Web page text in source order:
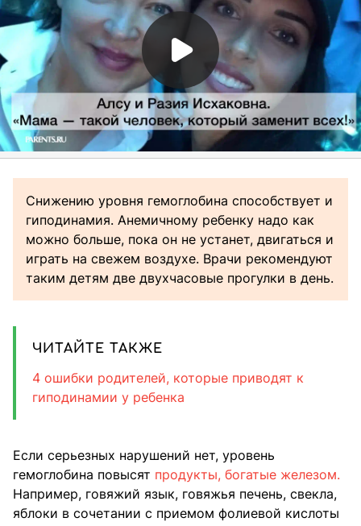
Снижению уровня гемоглобина способствует и
гиподинамия. Анемичному ребенку надо как
можно больше, пока он не устанет, двигаться и
играть на свежем воздухе. Врачи рекомендуют
таким детям две двухчасовые прогулки в день.
ЧИТАЙТЕ ТАКЖЕ
4 ошибки родителей, которые приводят к
гиподинамии у ребенка
Если серьезных нарушений нет, уровень
гемоглобина повысят продукты, богатые железом.
Например, говяжий язык, говяжья печень, свекла,
яблоки в сочетании с приемом фолиевой кислоты